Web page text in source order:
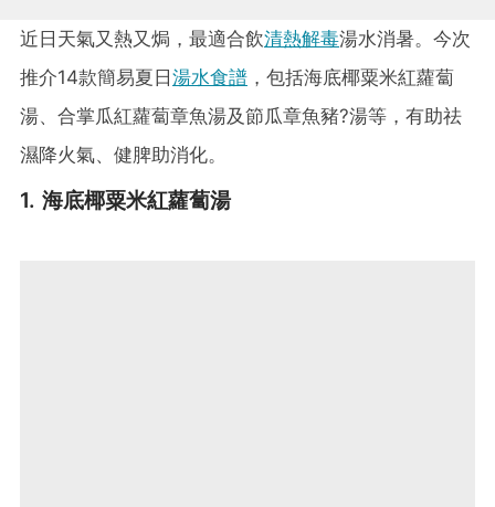
近日天氣又熱又焗，最適合飲清熱解毒湯水消暑。今次
推介14款簡易夏日湯水食譜 ，包括海底椰粟米紅蘿蔔
湯、合掌瓜紅蘿蔔章魚湯及節瓜章魚豬?湯等，有助祛
濕降火氣、健脾助消化。
1. 海底椰粟米紅蘿蔔湯